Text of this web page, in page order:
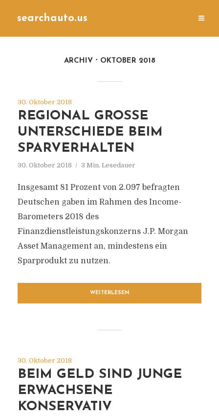
searchauto.us
ARCHIV OKTOBER 2018
30. Oktober 2018
REGIONAL GROSSE U
NTERSCHIEDE BEIM S
PARVERHALTEN
30. Oktober 2018 3 Min. Lesedauer
Insgesamt 81 Prozent von 2.097 befragten
Deutschen gaben im Rahmen des Income-
Barometers 2018 des
Finanzdienstleistungskonzerns J.P. Morgan
Asset Management an, mindestens ein
Sparprodukt zu nutzen.
WEITERLESEN
30. Oktober 2018
BEIM GELD SIND JUNGE
ERWACHSENE
KONSERVATIV